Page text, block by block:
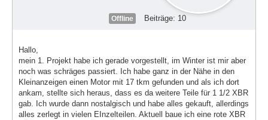
Offline Beiträge: 10
Hallo,
mein 1. Projekt habe ich gerade vorgestellt, im Winter ist mir aber
noch was schräges passiert. Ich habe ganz in der Nähe in den
Kleinanzeigen einen Motor mit 17 tkm gefunden und als ich dort
ankam, stellte sich heraus, dass es da weitere Teile für 1 1/2 XBR
gab. Ich wurde dann nostalgisch und habe alles gekauft, allerdings
alles zerlegt in vielen EInzelteilen. Aktuell baue ich eine rote XBR